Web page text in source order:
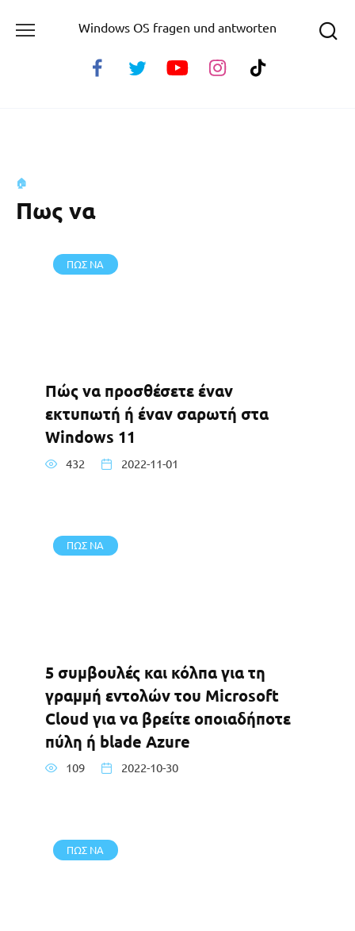
Windows OS fragen und antworten
🏠
Πως να
ΠΩΣ ΝΑ
Πώς να προσθέσετε έναν
εκτυπωτή ή έναν σαρωτή στα
Windows 11
432 2022-11-01
ΠΩΣ ΝΑ
5 συμβουλές και κόλπα για τη
γραμμή εντολών του Microsoft
Cloud για να βρείτε οποιαδήποτε
πύλη ή blade Azure
109 2022-10-30
ΠΩΣ ΝΑ